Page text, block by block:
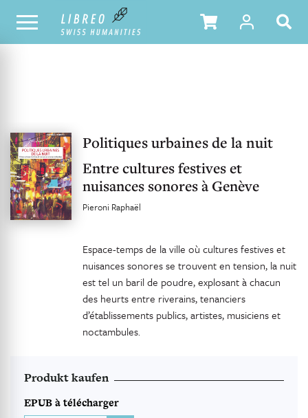
UNSER KATALOG INHALTSVERZEICHNIS
Politiques urbaines de la nuit
Entre cultures festives et
nuisances sonores à Genève
Pieroni Raphaël
Espace-temps de la ville où cultures festives et
nuisances sonores se trouvent en tension, la nuit
est tel un baril de poudre, explosant à chacun
des heurts entre riverains, tenanciers
d’établissements publics, artistes, musiciens et
noctambules.
Produkt kaufen
EPUB à télécharger